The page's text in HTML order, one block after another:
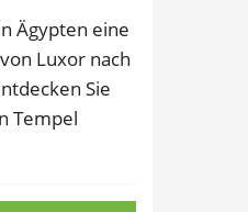
Ägypten eine
Luxor nach
Sie
Tempel